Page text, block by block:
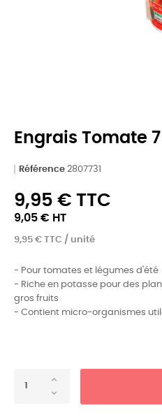
Engrais Tomate
Référence 2807731
9,95 € TTC
9,05 € HT
9,95 € TTC / unité
- Pour tomates et légumes d'été
- Riche en potasse pour des
gros fruits
- Contient micro-organismes